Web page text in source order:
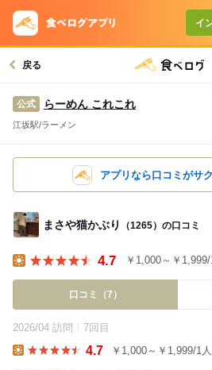
イ
戻る
公式 らーめん これこれ
江坂駅/ラーメン
アプリなら口コミがサ
まさや猫かぶり （1265）の口コミ
4.7 ￥1,000～￥1,999/
口コミ（7）
2026/04 訪問 7回目
4.7 ￥1,000～￥1,999/1人